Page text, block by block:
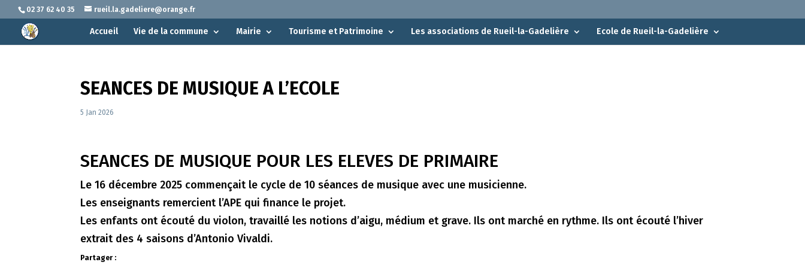
02 37 62 40 35 rueil.la.gadeliere@orange.fr
Accueil Vie de la commune Mairie Tourisme et Patrimoine Les associations de Rueil-la-Gadelière Ecole de Rueil-la-Gadelière
SEANCES DE MUSIQUE A L’ECOLE
5 Jan 2026
SEANCES DE MUSIQUE POUR LES ELEVES DE PRIMAIRE
Le 16 décembre 2025 commençait le cycle de 10 séances de musique avec une musicienne.
Les enseignants remercient l’APE qui finance le projet.
Les enfants ont écouté du violon, travaillé les notions d’aigu, médium et grave. Ils ont marché en rythme. Ils ont écouté l’hiver
extrait des 4 saisons d’Antonio Vivaldi.
Partager :